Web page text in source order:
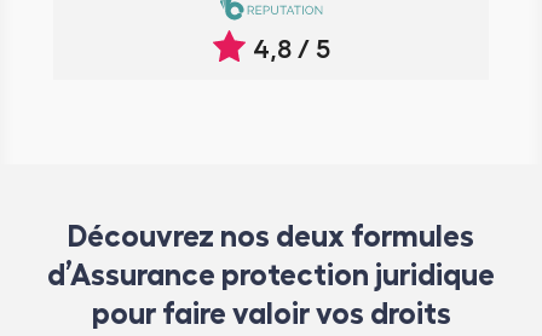
4,8 / 5
Découvrez nos deux formules
d’Assurance protection juridique
pour faire valoir vos droits